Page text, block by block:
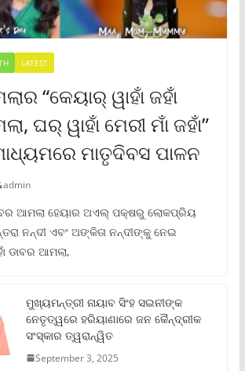
LATEST
“କେୟାର୍ ୱାହାଁ ଜହାଁ
ଘର୍ ୱାହାଁ ମେରୀ ମାଁ ଜହାଁ”
ମାତୃଦିବସ ପାଳନ
admin
ଆମଲା ହେୟାର ଅଏଲ୍ ପକ୍ଷରୁ ଲୋକପ୍ରିୟ
ନନ୍ଦୀ ଏବଂ ଅଙ୍କିତା ନନ୍ଦୀଙ୍କୁ ନେଇ
ଡାବର ଆମଲା,
ମୁଖ୍ୟମନ୍ତ୍ରୀ ନାୟାବ ସିଂହ ସଇନୀଙ୍କ
ନେତୃତ୍ୱରେ ହରିୟାଣାରେ ଜନ କୈନ୍ଦ୍ରୀକ
ସଂସ୍କାର ତ୍ୱରାନ୍ୱିତ
September 3, 2025